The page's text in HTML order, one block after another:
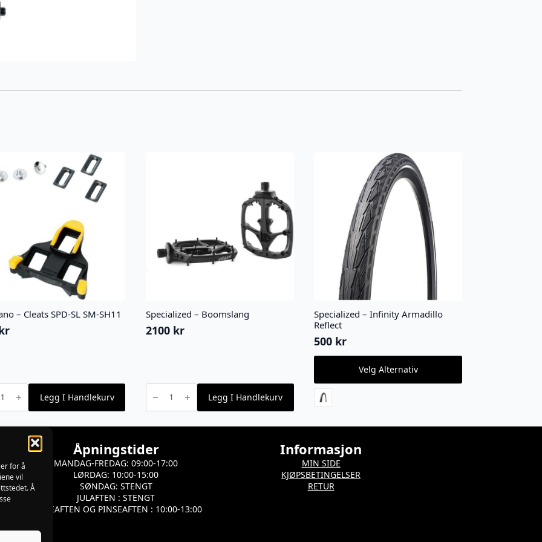
for å
vil
Å
– Cleats SPD-SL SM-SH11
Legg I Handlekurv
Specialized – Boomslang
2100 kr
Specialized
Boomslang
antall
Legg I Handlekurv
Specialized – Infinity Armadillo
Reflect
500 kr
Velg Alternativ
Dette
har
flere
varianter.
kan
på
produktsiden
Åpningstider
MANDAG-FREDAG: 09:00-17:00
LØRDAG: 10:00-15:00
SØNDAG: STENGT
JULAFTEN : STENGT
PÅSKEAFTEN OG PINSEAFTEN : 10:00-13:00
Informasjon
MIN SIDE
KJØPSBETINGELSER
RETUR